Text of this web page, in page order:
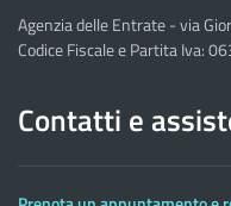
Agenzia delle Entrate - via
Codice Fiscale e Partita Iva:
Contatti e